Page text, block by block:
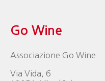
Go Wine
Associazione Go Wine
Via Vida, 6